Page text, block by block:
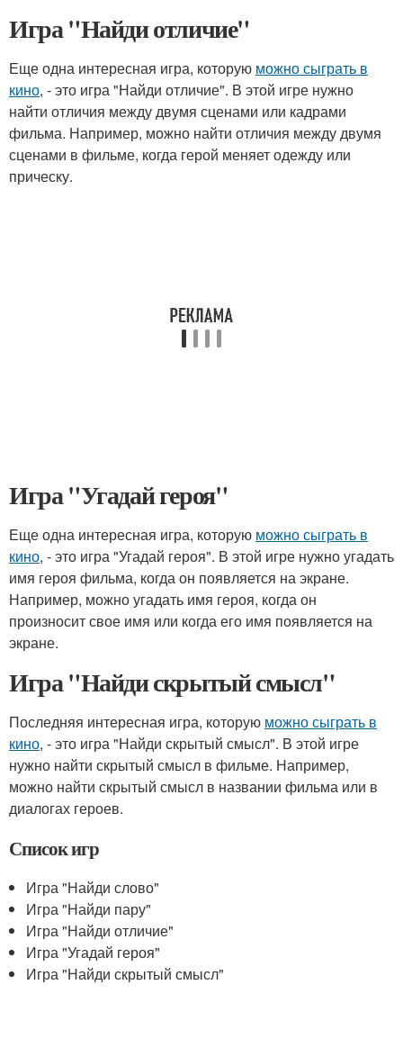
Игра "Найди отличие"
Еще одна интересная игра, которую можно сыграть в
кино, - это игра "Найди отличие". В этой игре нужно
найти отличия между двумя сценами или кадрами
фильма. Например, можно найти отличия между двумя
сценами в фильме, когда герой меняет одежду или
прическу.
Игра "Угадай героя"
Еще одна интересная игра, которую можно сыграть в
кино, - это игра "Угадай героя". В этой игре нужно угадать
имя героя фильма, когда он появляется на экране.
Например, можно угадать имя героя, когда он
произносит свое имя или когда его имя появляется на
экране.
Игра "Найди скрытый смысл"
Последняя интересная игра, которую можно сыграть в
кино, - это игра "Найди скрытый смысл". В этой игре
нужно найти скрытый смысл в фильме. Например,
можно найти скрытый смысл в названии фильма или в
диалогах героев.
Список игр
Игра "Найди слово"
Игра "Найди пару"
Игра "Найди отличие"
Игра "Угадай героя"
Игра "Найди скрытый смысл"